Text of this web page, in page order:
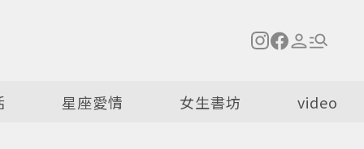
星座愛情 女生書坊 video